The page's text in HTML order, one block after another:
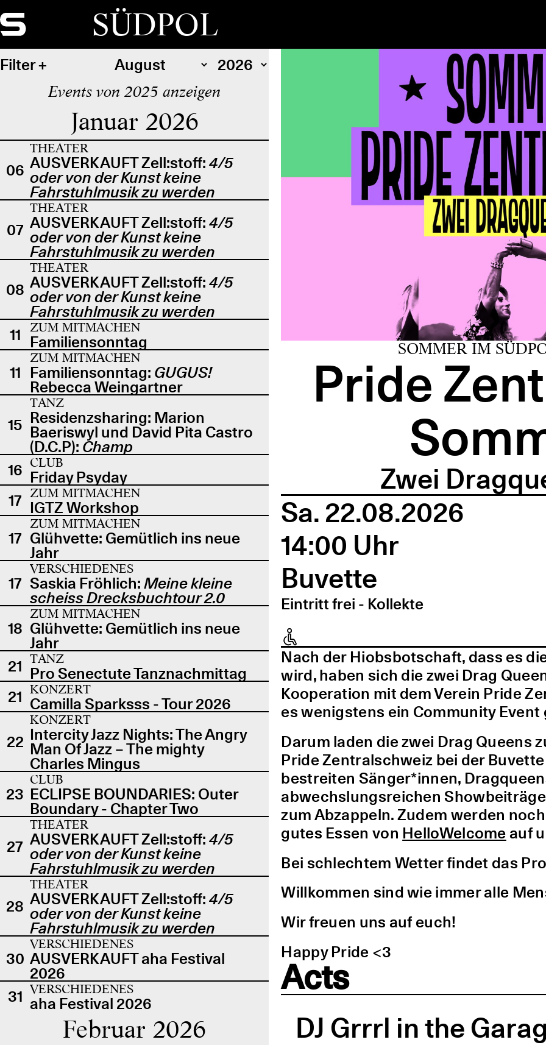
SÜDPOL
Filter
Events von 2025 anzeigen
Januar 2026
06
THEATER
AUSVERKAUFT Zell:stoff: 4/5
oder von der Kunst keine
Fahrstuhlmusik zu werden
07
THEATER
AUSVERKAUFT Zell:stoff: 4/5
oder von der Kunst keine
Fahrstuhlmusik zu werden
08
THEATER
AUSVERKAUFT Zell:stoff: 4/5
oder von der Kunst keine
Fahrstuhlmusik zu werden
11
ZUM MITMACHEN
Familiensonntag
11
ZUM MITMACHEN
Familiensonntag: GUGUS!
Rebecca Weingartner
15
TANZ
Residenzsharing: Marion
Baeriswyl und David Pita Castro
(D.C.P): Champ
16 CLUB
Friday Psyday
17 ZUM MITMACHEN
IGTZ Workshop
17
ZUM MITMACHEN
Glühvette: Gemütlich ins neue
Jahr
17
VERSCHIEDENES
Saskia Fröhlich: Meine kleine
scheiss Drecksbuchtour 2.0
18
ZUM MITMACHEN
Glühvette: Gemütlich ins neue
Jahr
21 TANZ
Pro Senectute Tanznachmittag
21 KONZERT
Camilla Sparksss - Tour 2026
22
KONZERT
Intercity Jazz Nights: The Angry
Man Of Jazz – The mighty
Charles Mingus
23
CLUB
ECLIPSE BOUNDARIES: Outer
Boundary - Chapter Two
27
THEATER
AUSVERKAUFT Zell:stoff: 4/5
oder von der Kunst keine
Fahrstuhlmusik zu werden
28
THEATER
AUSVERKAUFT Zell:stoff: 4/5
oder von der Kunst keine
Fahrstuhlmusik zu werden
30
VERSCHIEDENES
AUSVERKAUFT aha Festival
2026
31 VERSCHIEDENES
aha Festival 2026
Februar 2026
SOMMER IM
Pride
Zwei
Sa. 22.08.2026
14:00 Uhr
Buvette
Eintritt frei - Kollekte
Nach der Hiobsbotschaft, dass es
wird, haben sich die zwei Drag
Kooperation mit dem Verein Pride
es wenigstens ein Community Event
Darum laden die zwei Drag Queens
Pride Zentralschweiz bei der
bestreiten Sänger*innen,
abwechslungsreichen
zum Abzappeln. Zudem werden
gutes Essen von HelloWelcome auf
Bei schlechtem Wetter findet das
Willkommen sind wie immer alle
Wir freuen uns auf euch!
Happy Pride <3
Acts
DJ Grrrl in the